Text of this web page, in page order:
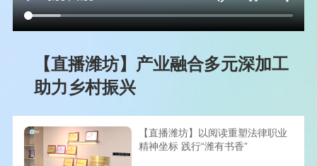
【直播潍坊】产业融合多元深加工
助力乡村振兴
【直播潍坊】以阅读重塑法律职业
精神坐标 践行“潍有书香”